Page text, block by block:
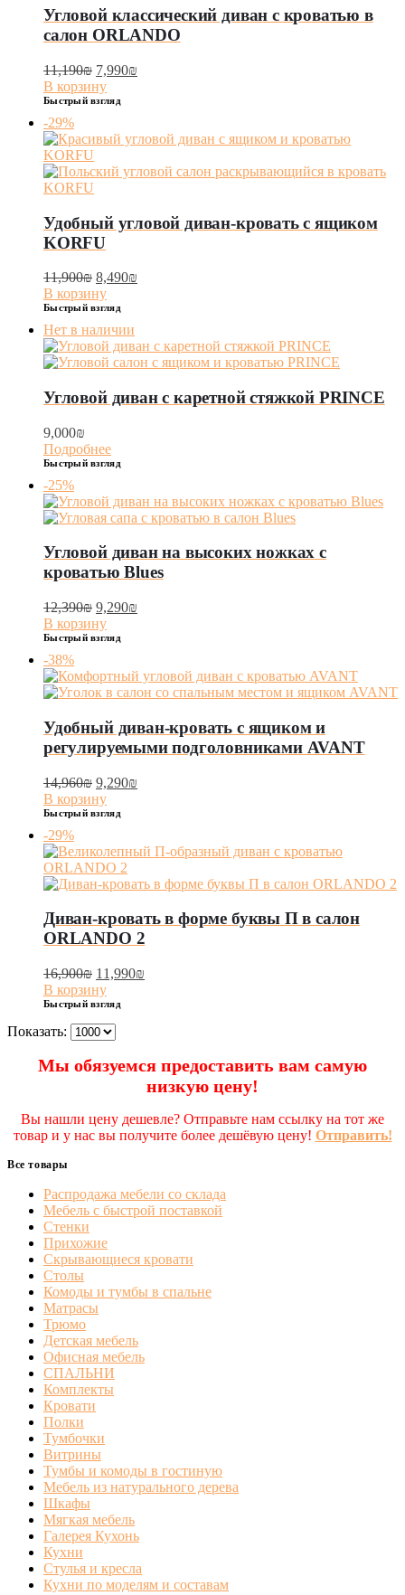
Угловой классический диван с кроватью в
салон ORLANDO
11,190₪ 7,990₪
В корзину
Быстрый взгляд
-29%
Удобный угловой диван-кровать с ящиком
KORFU
11,900₪ 8,490₪
В корзину
Быстрый взгляд
Нет в наличии
Угловой диван с каретной стяжкой PRINCE
9,000₪
Подробнее
Быстрый взгляд
-25%
Угловой диван на высоких ножках с
кроватью Blues
12,390₪ 9,290₪
В корзину
Быстрый взгляд
-38%
Удобный диван-кровать с ящиком и
регулируемыми подголовниками AVANT
14,960₪ 9,290₪
В корзину
Быстрый взгляд
-29%
Диван-кровать в форме буквы П в салон
ORLANDO 2
16,900₪ 11,990₪
В корзину
Быстрый взгляд
Показать:
Мы обязуемся предоставить вам самую
низкую цену!
Вы нашли цену дешевле? Отправьте нам ссылку на тот же
товар и у нас вы получите более дешёвую цену! Отправить!
Все товары
Распродажа мебели со склада
Мебель с быстрой поставкой
Стенки
Прихожие
Скрывающиеся кровати
Столы
Комоды и тумбы в спальне
Матрасы
Трюмо
Детская мебель
Офисная мебель
СПАЛЬНИ
Комплекты
Кровати
Полки
Тумбочки
Витрины
Тумбы и комоды в гостиную
Мебель из натурального дерева
Шкафы
Мягкая мебель
Галерея Кухонь
Кухни
Стулья и кресла
Кухни по моделям и составам